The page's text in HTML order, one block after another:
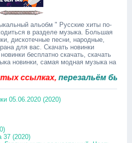
альобм " Русские хиты по-
в разделе музыка. Большая
дискотечные песни, народные,
для вас. Скачать новинки
бесплатно скачать, скачать
новинки, самая модная музыка на
перезальём быстро.
05.06.2020 (2020)
37 (2020)